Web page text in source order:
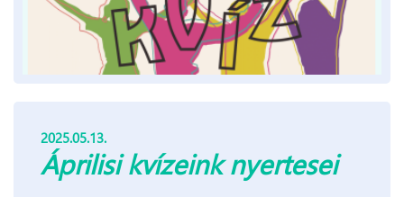
2025.05.13.
Áprilisi kvízeink nyertesei